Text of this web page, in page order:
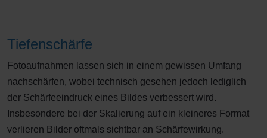
Tiefenschärfe
Fotoaufnahmen lassen sich in einem gewissen Umfang
nachschärfen, wobei technisch gesehen jedoch lediglich
der Schärfeeindruck eines Bildes verbessert wird.
Insbesondere bei der Skalierung auf ein kleineres Format
verlieren Bilder oftmals sichtbar an Schärfewirkung.